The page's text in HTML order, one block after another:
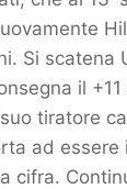
Si scatena
il +11
tiratore
ad essere
cifra.